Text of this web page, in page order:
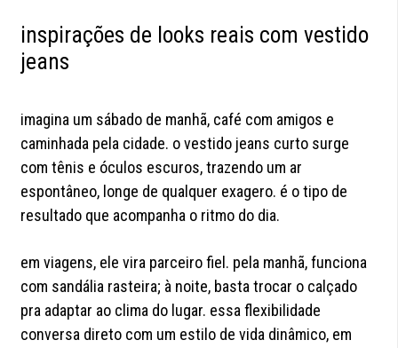
inspirações de looks reais com vestido
jeans
imagina um sábado de manhã, café com amigos e
caminhada pela cidade. o vestido jeans curto surge
com tênis e óculos escuros, trazendo um ar
espontâneo, longe de qualquer exagero. é o tipo de
resultado que acompanha o ritmo do dia.
em viagens, ele vira parceiro fiel. pela manhã, funciona
com sandália rasteira; à noite, basta trocar o calçado
pra adaptar ao clima do lugar. essa flexibilidade
conversa direto com um estilo de vida dinâmico, em